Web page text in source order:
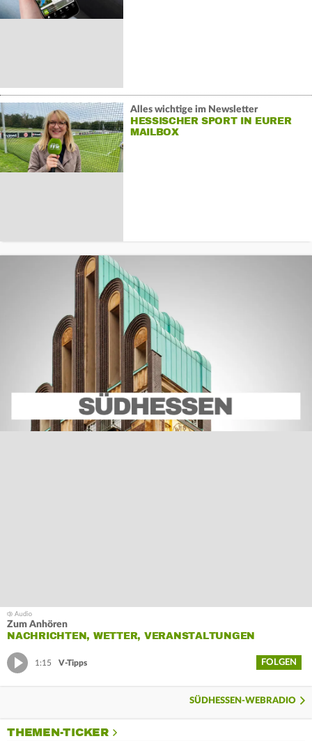
Alles wichtige im Newsletter
HESSISCHER SPORT IN EURER
MAILBOX
Zum Anhören
NACHRICHTEN, WETTER, VERANSTALTUNGEN
1:15 V-Tipps FOLGEN
SÜDHESSEN-WEBRADIO
THEMEN-TICKER